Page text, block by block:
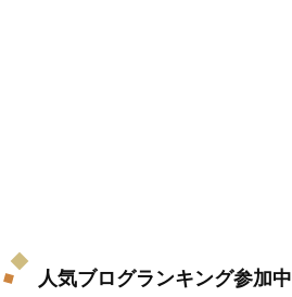
人気ブログランキング参加中